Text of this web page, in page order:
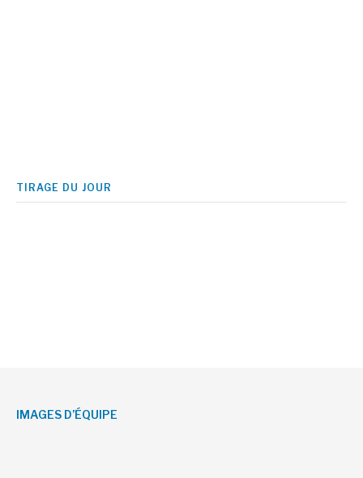
TIRAGE DU JOUR
IMAGES D’ÉQUIPE